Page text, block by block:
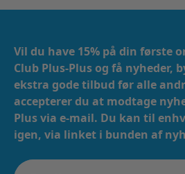
Vil du have 15% på din første
Club Plus-Plus og få nyheder,
ekstra gode tilbud før alle
accepterer du at modtage
Plus via e-mail. ​​ Du kan til
igen, via linket i bunden af